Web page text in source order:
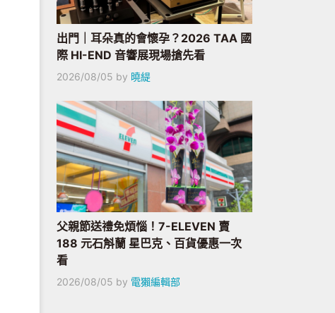
出門｜耳朵真的會懷孕？2026 TAA 國
際 HI-END 音響展現場搶先看
2026/08/05 by 曉緹
父親節送禮免煩惱！7-ELEVEN 賣
188 元石斛蘭 星巴克、百貨優惠一次
看
2026/08/05 by 電獺編輯部